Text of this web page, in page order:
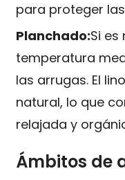
para proteger
Planchado:Si
temperatura
las arrugas. El
natural, lo que
relajada y
Ámbitos de